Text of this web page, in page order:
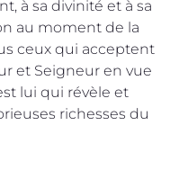
à sa divinité et à sa
au moment de la
ceux qui acceptent
et Seigneur en vue
lui qui révèle et
richesses du